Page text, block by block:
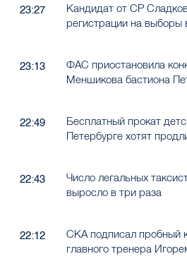
23:27
Кандидат от СР
регистрации на выборы
23:13
ФАС приостановила
Меншикова бастиона
22:49
Бесплатный прокат
Петербурге хотят
22:43
Число легальных
выросло в три раза
22:12
СКА подписал пробный
главного тренера